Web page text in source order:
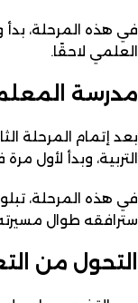
في هذه المرحلة، بدأ
العلمي لاحقًا.
مدرسة
بعد إتمام المرحلة
التربية، وبدأ لأول
في هذه المرحلة،
سترافقه طوال
التحول من